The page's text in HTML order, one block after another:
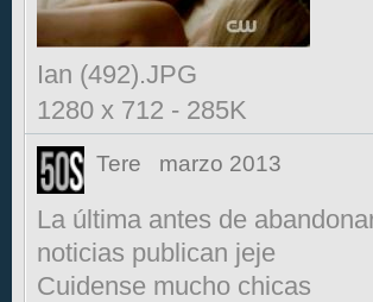
Ian (492).JPG
1280 x 712 - 285K
Tere marzo 2013
La última antes de
noticias publican jeje
Cuidense mucho chicas